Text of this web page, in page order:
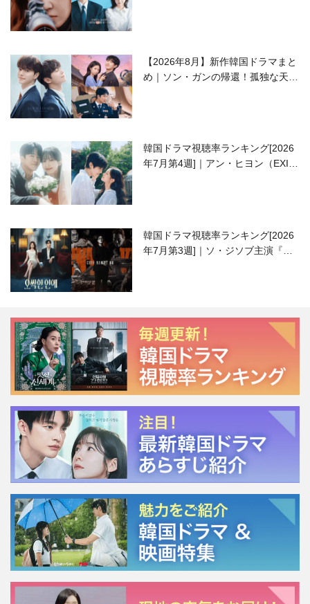
【2026年8月】新作韓国ドラマまと
め｜ソン・ガンの帰還！孤独な天才
韓国ドラマ視聴率ランキング[2026
年7月第4週]｜アン・ヒヨン（EXID
韓国ドラマ視聴率ランキング[2026
年7月第3週]｜ソ・ジソブ主演『エ